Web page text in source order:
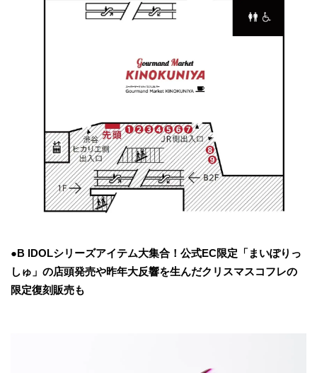
●B IDOLシリーズアイテム大集合 ！ 公式EC限定「まいぽりっ
しゅ」 の店頭発売や昨年大反響を生んだクリスマスコフレの
限定復刻販売も